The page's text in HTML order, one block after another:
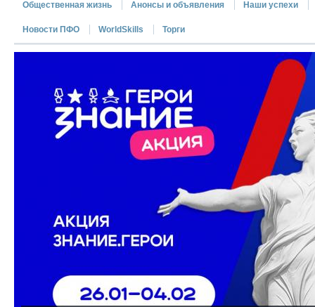
Общественная жизнь Анонсы и объявления Наши успехи
Новости ПФО WorldSkills Торги